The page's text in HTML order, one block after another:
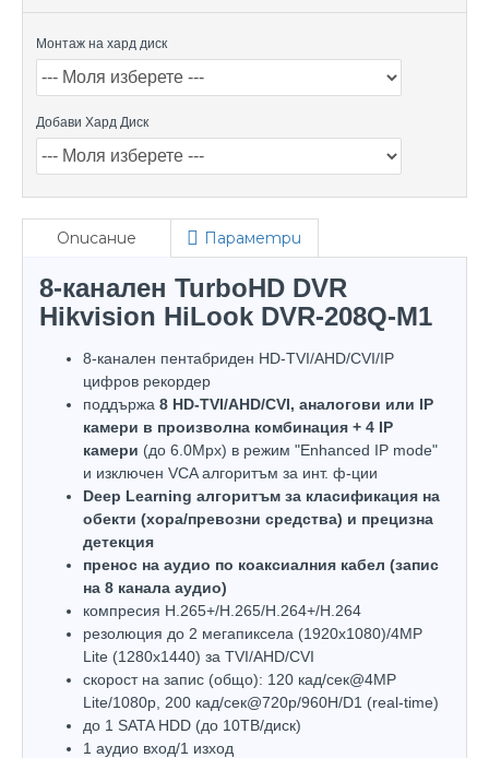
Монтаж на хард диск
Добави Хард Диск
Описание Параметри
8-канален TurboHD DVR
Hikvision HiLook DVR-208Q-M1
8-канален пентабриден HD-TVI/AHD/CVI/IP
цифров рекордер
поддържа 8 HD-TVI/AHD/CVI, аналогови или IP
камери в произволна комбинация + 4 IP
камери (до 6.0Mpx) в режим "Enhanced IP mode"
и изключен VCA алгоритъм за инт. ф-ции
Deep Learning алгоритъм за класификация на
обекти (хора/превозни средства) и прецизна
детекция
пренос на аудио по коаксиалния кабел (запис
на 8 канала аудио)
компресия H.265+/H.265/H.264+/H.264
резолюция до 2 мегапиксела (1920x1080)/4MP
Lite (1280x1440) за TVI/AHD/CVI
скорост на запис (общо): 120 кад/сек@4MP
Lite/1080p, 200 кад/сек@720p/960H/D1 (real-time)
до 1 SATA HDD (до 10ТВ/диск)
1 аудио вход/1 изход